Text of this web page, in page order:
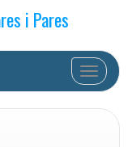
i Pares
Cambiar